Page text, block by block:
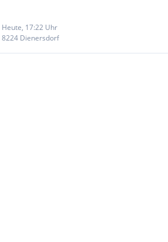
Heute, 17:22 Uhr
8224 Dienersdorf